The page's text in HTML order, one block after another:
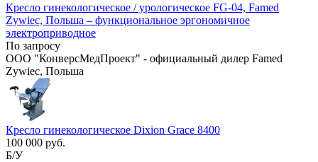
Кресло гинекологическое / урологическое FG-04, Famed
Zywiec, Польша – функциональное эргономичное
электроприводное
По запросу
ООО "КонверсМедПроект" - официальный дилер Famed
Zywiec, Польша
Кресло гинекологическое Dixion Grace 8400
100 000 руб.
Б/У